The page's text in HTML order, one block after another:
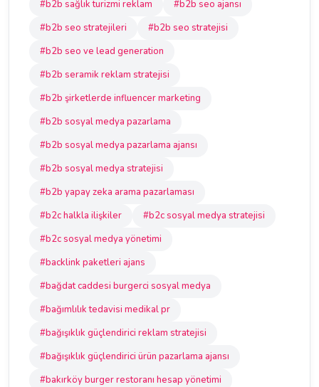
#b2b sağlık turizmi reklam
#b2b seo ajansı
#b2b seo stratejileri
#b2b seo stratejisi
#b2b seo ve lead generation
#b2b seramik reklam stratejisi
#b2b şirketlerde influencer marketing
#b2b sosyal medya pazarlama
#b2b sosyal medya pazarlama ajansı
#b2b sosyal medya stratejisi
#b2b yapay zeka arama pazarlaması
#b2c halkla ilişkiler
#b2c sosyal medya stratejisi
#b2c sosyal medya yönetimi
#backlink paketleri ajans
#bağdat caddesi burgerci sosyal medya
#bağımlılık tedavisi medikal pr
#bağışıklık güçlendirici reklam stratejisi
#bağışıklık güçlendirici ürün pazarlama ajansı
#bakırköy burger restoranı hesap yönetimi